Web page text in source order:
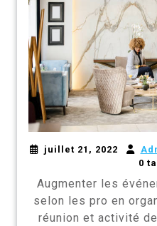
juillet 21, 2022
0
Augmenter les
selon les pro en
réunion et activité